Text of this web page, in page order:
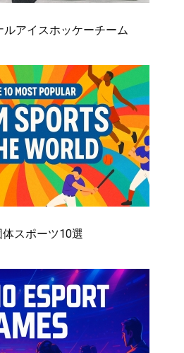
アイスホッケーチーム
スポーツ10選